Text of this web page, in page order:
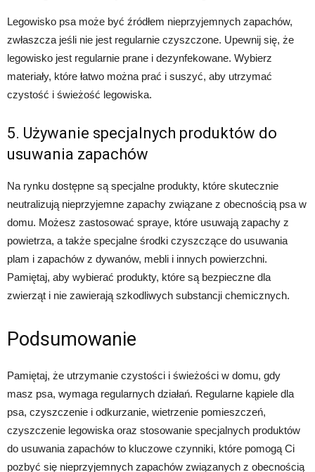
Legowisko psa może być źródłem nieprzyjemnych zapachów,
zwłaszcza jeśli nie jest regularnie czyszczone. Upewnij się, że
legowisko jest regularnie prane i dezynfekowane. Wybierz
materiały, które łatwo można prać i suszyć, aby utrzymać
czystość i świeżość legowiska.
5. Używanie specjalnych produktów do
usuwania zapachów
Na rynku dostępne są specjalne produkty, które skutecznie
neutralizują nieprzyjemne zapachy związane z obecnością psa w
domu. Możesz zastosować spraye, które usuwają zapachy z
powietrza, a także specjalne środki czyszczące do usuwania
plam i zapachów z dywanów, mebli i innych powierzchni.
Pamiętaj, aby wybierać produkty, które są bezpieczne dla
zwierząt i nie zawierają szkodliwych substancji chemicznych.
Podsumowanie
Pamiętaj, że utrzymanie czystości i świeżości w domu, gdy
masz psa, wymaga regularnych działań. Regularne kąpiele dla
psa, czyszczenie i odkurzanie, wietrzenie pomieszczeń,
czyszczenie legowiska oraz stosowanie specjalnych produktów
do usuwania zapachów to kluczowe czynniki, które pomogą Ci
pozbyć się nieprzyjemnych zapachów związanych z obecnością